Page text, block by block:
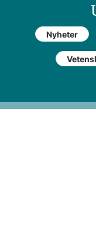
Nyheter